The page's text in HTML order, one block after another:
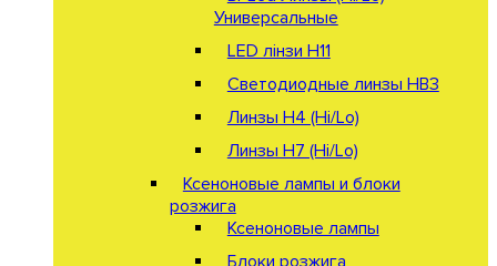
Универсальные
LED лінзи H11
Светодиодные линзы HB3
Линзы Н4 (Hi/Lo)
Линзы Н7 (Hi/Lo)
Ксеноновые лампы и блоки
розжига
Ксеноновые лампы
Блоки розжига